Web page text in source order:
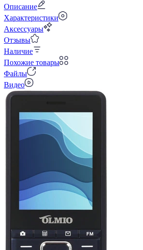
Описание
Характеристики
Аксессуары
Отзывы
Наличие
Похожие товары
Файлы
Видео